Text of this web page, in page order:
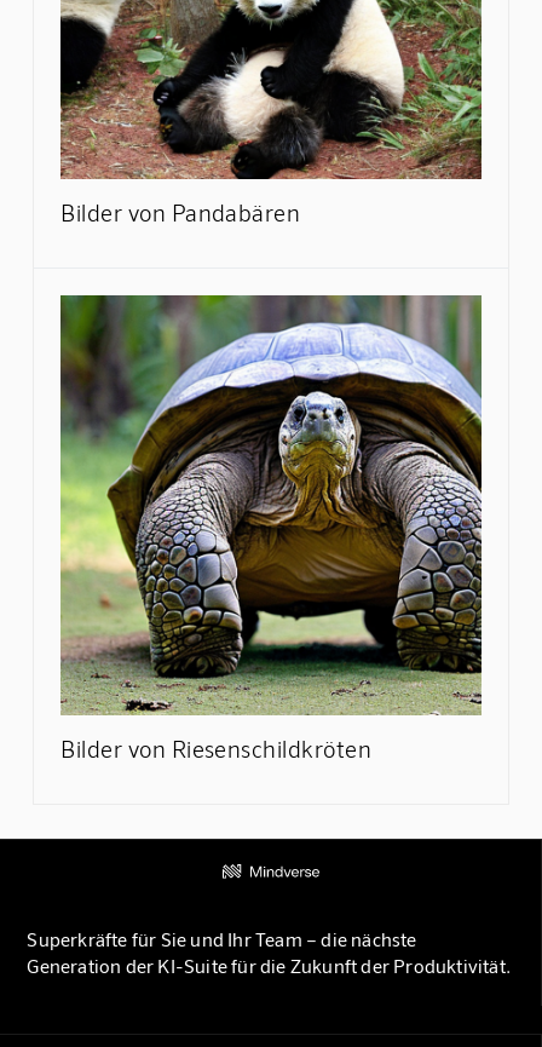
Bilder von Pandabären
Bilder von Riesenschildkröten
Superkräfte für Sie und Ihr Team – die nächste
Generation der KI-Suite für die Zukunft der Produktivität.